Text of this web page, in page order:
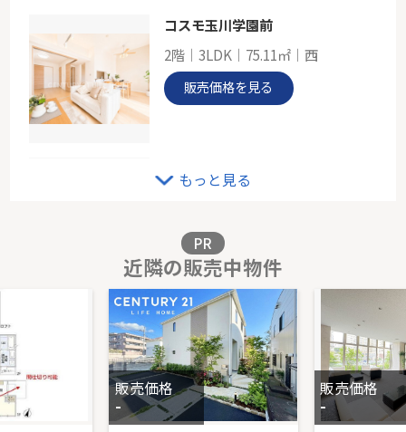
コスモ玉川学園前
2階｜3LDK｜75.11㎡｜西
販売価格を見る
販売価格を見る
-｜2LDK｜82.33㎡｜南
販売価格を見る
もっと見る
PR
近隣の販売中物件
販売価格
-
販売価格
-